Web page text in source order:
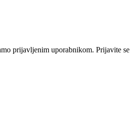
prijavljenim uporabnikom. Prijavite